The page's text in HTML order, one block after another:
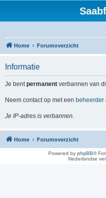
Home Forumoverzicht
Informatie
Je bentpermanent verbannen van
Neem contact op met een beheerder
Je IP-adres is verbannen.
Home Forumoverzicht
Powered by phpBB®
Nederlandse